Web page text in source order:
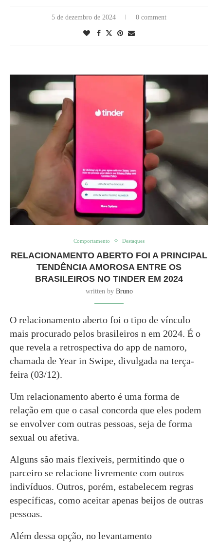
5 de dezembro de 2024 0 comment
Comportamento Destaques
RELACIONAMENTO ABERTO FOI A PRINCIPAL
TENDÊNCIA AMOROSA ENTRE OS
BRASILEIROS NO TINDER EM 2024
written by Bruno
O relacionamento aberto foi o tipo de vínculo
mais procurado pelos brasileiros n em 2024. É o
que revela a retrospectiva do app de namoro,
chamada de Year in Swipe, divulgada na terça-
feira (03/12).
Um relacionamento aberto é uma forma de
relação em que o casal concorda que eles podem
se envolver com outras pessoas, seja de forma
sexual ou afetiva.
Alguns são mais flexíveis, permitindo que o
parceiro se relacione livremente com outros
indivíduos. Outros, porém, estabelecem regras
específicas, como aceitar apenas beijos de outras
pessoas.
Além dessa opção, no levantamento